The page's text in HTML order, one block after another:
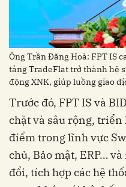
tảng TradeFlat trở thành hệ
chặt và sâu rộng,
điểm trong lĩnh vực
chủ, Bảo mật, ERP…
đổi, tích hợp các hệ